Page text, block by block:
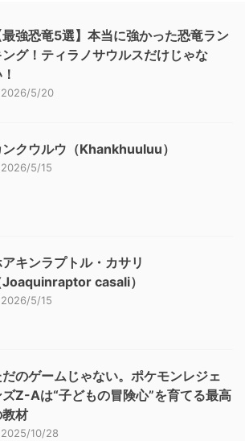
最強恐竜5選】本当に強かった恐竜ラン
ング！ティラノサウルスだけじゃな
2026/5/20
ンクウルウ（Khankhuuluu）
2026/5/15
キンラプトル・カサリ
Joaquinraptor casali）
2026/5/15
だのゲームじゃない。ポケモンレジェ
ズZ-Aは“子どもの冒険心”を育てる最高
材
2025/10/28